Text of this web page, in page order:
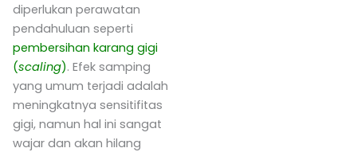
diperlukan perawatan
pendahuluan seperti
pembersihan karang gigi
(scaling). Efek samping
yang umum terjadi adalah
meningkatnya sensitifitas
gigi, namun hal ini sangat
wajar dan akan hilang